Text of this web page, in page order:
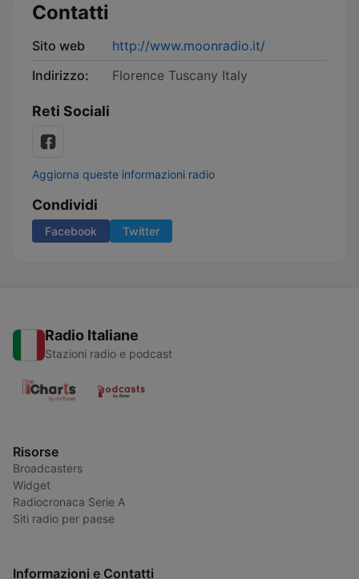
Contatti
Sito web
http://www.moonradio.it/
Indirizzo:
Florence Tuscany Italy
Reti Sociali
Aggiorna queste informazioni radio
Condividi
Facebook Twitter
Radio Italiane
Stazioni radio e podcast
Risorse
Broadcasters
Widget
Radiocronaca Serie A
Siti radio per paese
Informazioni e Contatti